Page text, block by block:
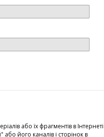
або їх фрагментів в Інтернеті
його каналів і сторінок в